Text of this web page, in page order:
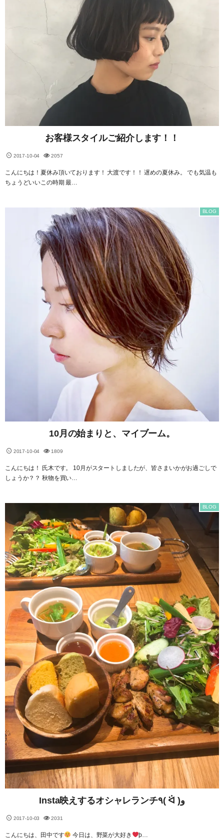
お客様スタイルご紹介します！！
2017-10-04 2057
こんにちは！夏休み頂いております！ 大渡です！！ 遅めの夏休み。 でも気温も
ちょうどいいこの時期 最…
10月の始まりと、マイブーム。
2017-10-04
BLOG
1809
こんにちは！ 氏木です。 10月がスタートしましたが、皆さまいかがお過ごしで
しょうか？？ 秋物を買い…
Insta映えするオシャレランチ٩( ᐛ )و
2017-10-03
BLOG
2031
こんにちは、田中です 今日は、野菜が大好き þ…